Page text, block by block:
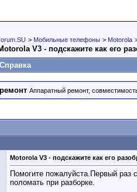
> Мобильные телефоны > Motorola
V3 - подскажите как его
Справка
Аппаратный ремонт,
Motorola V3 - подскажите как его
Помогите пожалуйста.Первый раз
поломать при разборке.